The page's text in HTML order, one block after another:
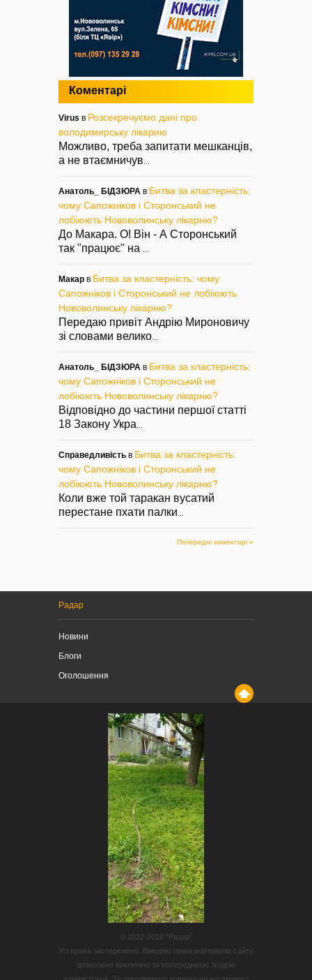
Коментарі
Virus в Розсекречуємо дані про
володимирську лікарню
Можливо, треба запитати мешканців,
а не втаємничув
Анатоль_ БІДЗЮРА в Битва за кластерність:
чому Сапожніков і Сторонський не
лобіюють Нововолинську лікарню?
До Макара. О! Він - А Сторонський
так "працює" на
Макар в Битва за кластерність: чому
Сапожніков і Сторонський не лобіюють
Нововолинську лікарню?
Передаю привіт Андрію Мироновичу
зі словами велико
Анатоль_ БІДЗЮРА в Битва за кластерність:
чому Сапожніков і Сторонський не
лобіюють Нововолинську лікарню?
Відповідно до частини першої статті
18 Закону Укра
Справедливість в Битва за кластерність:
чому Сапожніков і Сторонський не
лобіюють Нововолинську лікарню?
Коли вже той таракан вусатий
перестане пхати палки
Попередні коментарі »
Радар
Новини
Блоги
Оголошення
© 2012-2016 “Радар”
Усі права застережено. Використання матеріалів сайту
дозволено виключно за попередньою згодою